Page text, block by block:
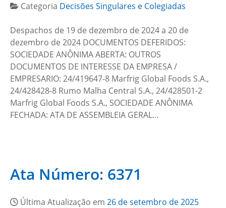
Categoria Decisões Singulares e Colegiadas
Despachos de 19 de dezembro de 2024 a 20 de
dezembro de 2024 DOCUMENTOS DEFERIDOS:
SOCIEDADE ANÔNIMA ABERTA: OUTROS
DOCUMENTOS DE INTERESSE DA EMPRESA /
EMPRESARIO: 24/419647-8 Marfrig Global Foods S.A.,
24/428428-8 Rumo Malha Central S.A., 24/428501-2
Marfrig Global Foods S.A., SOCIEDADE ANÔNIMA
FECHADA: ATA DE ASSEMBLEIA GERAL…
Ata Número: 6371
Última Atualização em 26 de setembro de 2025